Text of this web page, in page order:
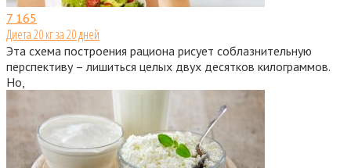
7 165
Диета 20 кг за 20 дней
Эта схема построения рациона рисует соблазнительную
перспективу – лишиться целых двух десятков килограммов.
Но,